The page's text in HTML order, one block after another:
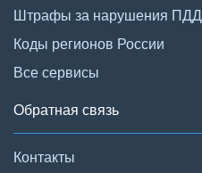
Штрафы за нарушения ПДД
Коды регионов России
Все сервисы
Обратная связь
Контакты